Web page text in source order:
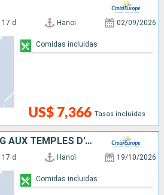
17 d Hanoï 02/09/2026
US$ 7,366 Tasas incluidas
Comidas incluidas
DU DELTA DU MÉKONG AUX TEMPLES D'ANGKOR, LES VILLES IMPÉRIALES, HANOÏ ET LA BAIE D'ALONG (FORMULE PORT/PORT)
17 d Hanoï 19/10/2026
Comidas incluidas